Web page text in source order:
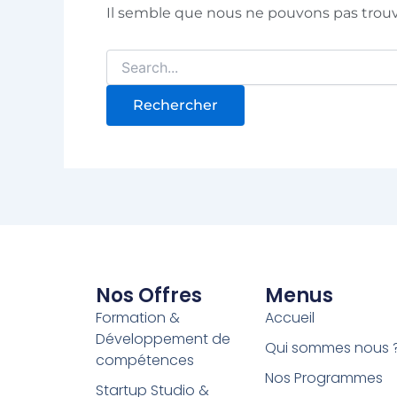
Il semble que nous ne pouvons pas
Nos Offres
Formation &
Développement de
compétences
Startup Studio &
Menus
Accueil
Qui sommes nous
Nos Programmes